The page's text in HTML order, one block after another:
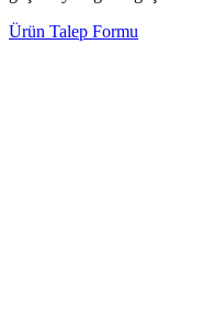
Ürün Talep Formu